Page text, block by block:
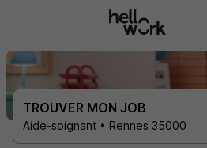
TROUVER MON JOB
Aide-soignant • Rennes 35000